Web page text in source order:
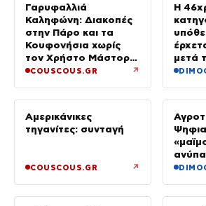
Γαρυφαλλιά
Καληφώνη: Διακοπές
στην Πάρο και τα
Κουφονήσια χωρίς
τον Χρήστο Μάστορα
– Φωτογραφίες
COUSCOUS.GR ↗
Η
μετά
στο
Αμερικάνικες
τηγανίτες: συνταγή
COUSCOUS.GR ↗